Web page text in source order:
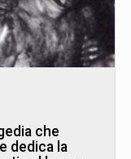
che
dedica la